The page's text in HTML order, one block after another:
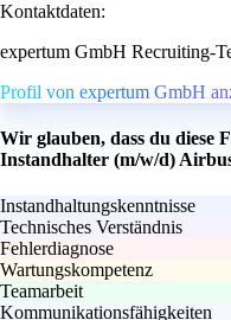
Kontaktdaten:
expertum GmbH Recruiting-
Profil von expertum GmbH
Wir glauben, dass du diese
Instandhalter (m/w/d)
Instandhaltungskenntnisse
Technisches Verständnis
Fehlerdiagnose
Wartungskompetenz
Teamarbeit
Kommunikationsfähigkeiten